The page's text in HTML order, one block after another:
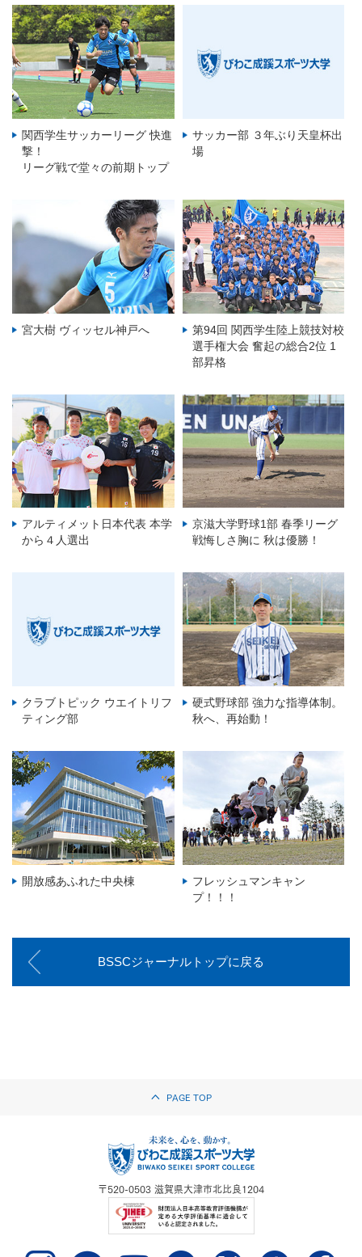
関西学生サッカーリーグ 快進
撃！
リーグ戦で堂々の前期トップ
サッカー部 ３年ぶり天皇杯出
場
宮大樹 ヴィッセル神戸へ
第94回 関西学生陸上競技対校
選手権大会 奮起の総合2位 1
部昇格
アルティメット日本代表 本学
から４人選出
京滋大学野球1部 春季リーグ
戦悔しさ胸に 秋は優勝！
クラブトピック ウエイトリフ
ティング部
硬式野球部 強力な指導体制。
秋へ、再始動！
開放感あふれた中央棟
フレッシュマンキャン
プ！！！
BSSCジャーナルトップに戻る
PAGE TOP
〒520-0503 滋賀県大津市北比良1204